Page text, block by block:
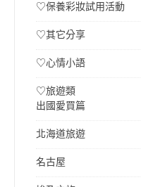
♡保養彩妝試用活動
♡其它分享
♡心情小語
♡旅遊類
出國愛買篇
北海道旅遊
名古屋